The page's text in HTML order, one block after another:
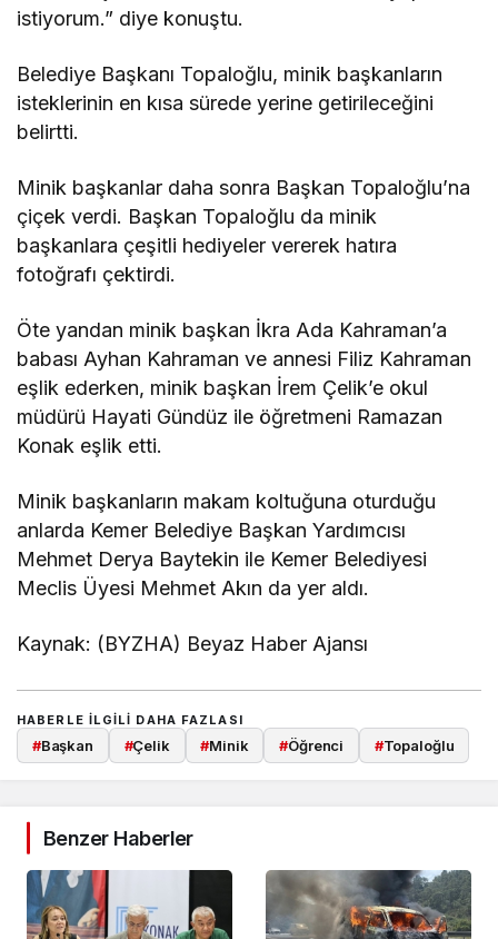
istiyorum.” diye konuştu.
Belediye Başkanı Topaloğlu, minik başkanların
isteklerinin en kısa sürede yerine getirileceğini
belirtti.
Minik başkanlar daha sonra Başkan Topaloğlu’na
çiçek verdi. Başkan Topaloğlu da minik
başkanlara çeşitli hediyeler vererek hatıra
fotoğrafı çektirdi.
Öte yandan minik başkan İkra Ada Kahraman’a
babası Ayhan Kahraman ve annesi Filiz Kahraman
eşlik ederken, minik başkan İrem Çelik’e okul
müdürü Hayati Gündüz ile öğretmeni Ramazan
Konak eşlik etti.
Minik başkanların makam koltuğuna oturduğu
anlarda Kemer Belediye Başkan Yardımcısı
Mehmet Derya Baytekin ile Kemer Belediyesi
Meclis Üyesi Mehmet Akın da yer aldı.
Kaynak: (BYZHA) Beyaz Haber Ajansı
HABERLE ILGILI DAHA FAZLASI
#Başkan #Çelik #Minik #Öğrenci #Topaloğlu
Benzer Haberler